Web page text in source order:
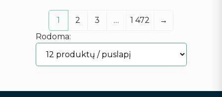
1 2 3 … 1 472
→
Rodoma: